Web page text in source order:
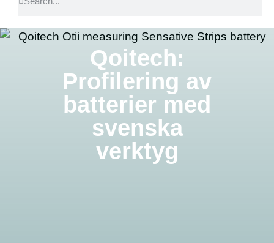
Qoitech:
Profilering av
batterier med
svenska
verktyg